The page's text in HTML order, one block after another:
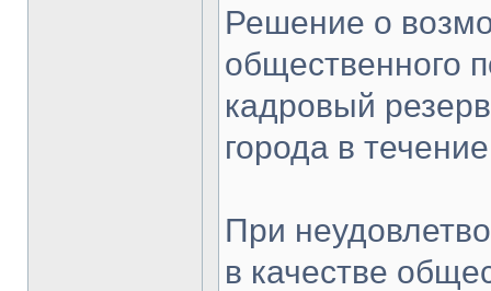
Решение о
общественного
кадровый
города в
При
в качестве